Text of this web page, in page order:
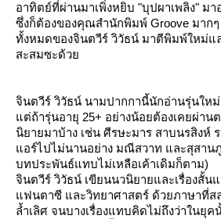
อาทิตย์ที่ผ่านมาเพิ่งหยิบ "บุปผาเพลิง" ม
ซึ่งก็ต้องของคุณสำนักพิมพ์ Groove มาก
ทั้งหมดของจินตวีร์ วิวัธน์ มาตีพิมพ์ใหม่แ
สะสมซะด้ว
จินตวีร์ วิวัธน์ นามปากกานี้นักอ่านรุ่นให
ต่ถ้ารุ่นอายุ 25+ อย่างน้อยต้องเคยผ่าน
นิยายมาบ้าง เช่น ศีรษะมาร สาบนรสิงห์
อร์ไปไม่นานอย่าง มณีสวาท และสุสาน
บทประพันธ์แทบไม่เหลือเค้าเดิมก็ตาม)
จินตวีร์ วิวัธน์ เขียนนวนิยายและเรื่องสั้น
ฟนตาซี และวิทยาศาสตร์ ด้วยภาษาที่ส
ล้ำเลิศ จนบางเรื่องแทบคิดไม่ถึงว่าในยุ